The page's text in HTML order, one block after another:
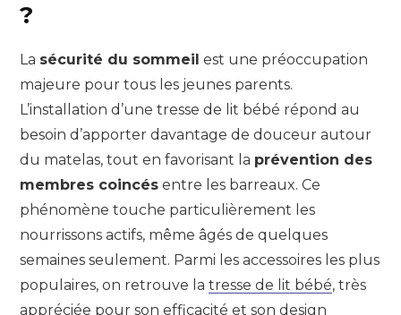
?
La sécurité du sommeil est une préoccupation
majeure pour tous les jeunes parents.
L’installation d’une tresse de lit bébé répond au
besoin d’apporter davantage de douceur autour
du matelas, tout en favorisant la prévention des
membres coincés entre les barreaux. Ce
phénomène touche particulièrement les
nourrissons actifs, même âgés de quelques
semaines seulement. Parmi les accessoires les plus
populaires, on retrouve la tresse de lit bébé, très
appréciée pour son efficacité et son design